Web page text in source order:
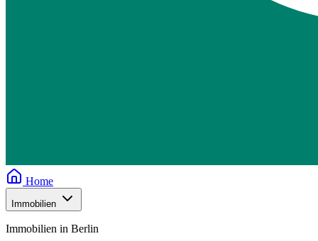
Home
Immobilien
Immobilien in Berlin